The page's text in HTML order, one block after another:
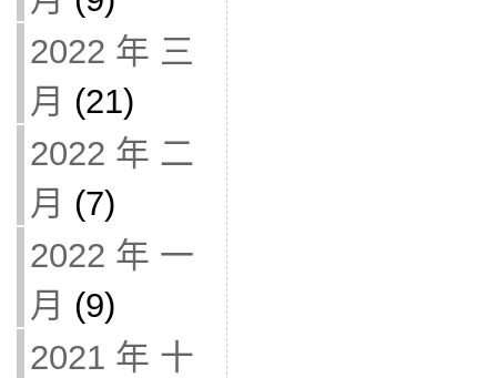
2022 年 三
月 (21)
2022 年 二
月 (7)
2022 年 一
月 (9)
2021 年 十